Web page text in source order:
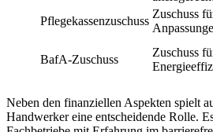
Pflegekassenzuschuss
Zuschuss
BafA-Zuschuss
Zuschuss
Neben den finanziellen Aspekten spielt
Handwerker eine entscheidende Rolle.